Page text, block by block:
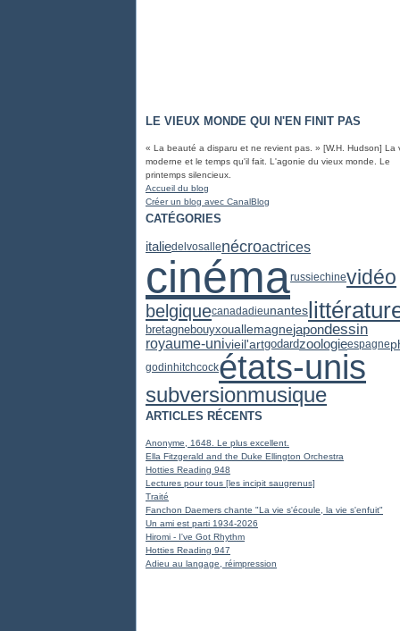
LE VIEUX MONDE QUI N'EN FINIT PAS
« La beauté a disparu et ne revient pas. » [W.H. Hudson] La
moderne et le temps qu'il fait. L'agonie du vieux monde. Le
printemps silencieux.
Accueil du blog
Créer un blog avec CanalBlog
CATÉGORIES
italiedelvosallenécroactrices
cinémarussiechinevidéo
belgiquecanadadieunantes
bretagnebouyxouallemagnejapondessin
royaume-univieil'artgodardzoologieespagne
godin hitchcockétats-unis
subversionmusique
ARTICLES RÉCENTS
Anonyme, 1648. Le plus excellent.
Ella Fitzgerald and the Duke Ellington Orchestra
Hotties Reading 948
Lectures pour tous [les incipit saugrenus]
Traité
Fanchon Daemers chante "La vie s'écoule, la vie s'enfuit"
Un ami est parti 1934-2026
Hiromi - I've Got Rhythm
Hotties Reading 947
Adieu au langage, réimpression